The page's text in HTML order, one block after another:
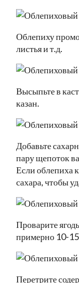
Облепиху
листья и т.д.
Высыпьте в
казан.
Добавьте
пару щепоток
Если облепиха
сахара, чтобы
Проварите
примерно 10-
Перетрите